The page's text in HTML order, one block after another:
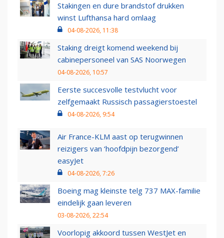
Stakingen en dure brandstof drukken
winst Lufthansa hard omlaag
04-08-2026, 11:38
Staking dreigt komend weekend bij
cabinepersoneel van SAS Noorwegen
04-08-2026, 10:57
Eerste succesvolle testvlucht voor
zelfgemaakt Russisch passagierstoestel
04-08-2026, 9:54
Air France-KLM aast op terugwinnen
reizigers van ‘hoofdpijn bezorgend’
easyJet
04-08-2026, 7:26
Boeing mag kleinste telg 737 MAX-familie
eindelijk gaan leveren
03-08-2026, 22:54
Voorlopig akkoord tussen WestJet en